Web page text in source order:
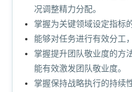
况调整精力分配。
掌握为关键领域设定指标
能够对任务进行有效分工
掌握提升团队敬业度的方
能有效激发团队敬业度。
掌握保持战略执行的持续